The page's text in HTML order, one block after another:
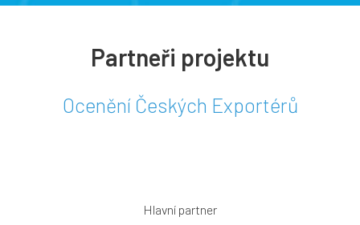
Partneři projektu
Ocenění Českých Exportérů
Hlavní partner